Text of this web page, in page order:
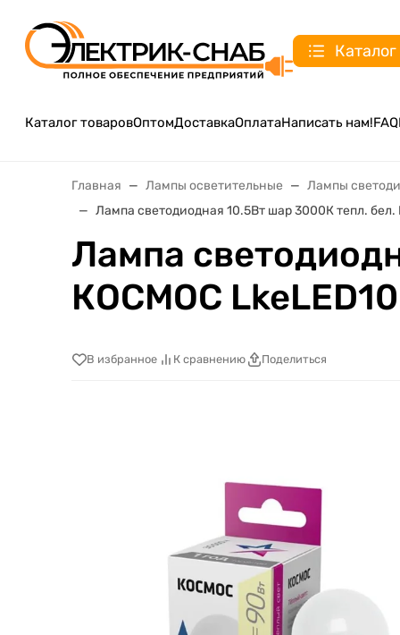
Каталог
Каталог товаровОптомДоставкаОплатаНаписать нам!FAQ
Главная Лампы осветительные Лампы
Лампа светодиодная 10.5Вт шар 3000К тепл.
Лампа
КОСМОС
В избранное К сравнению Поделиться